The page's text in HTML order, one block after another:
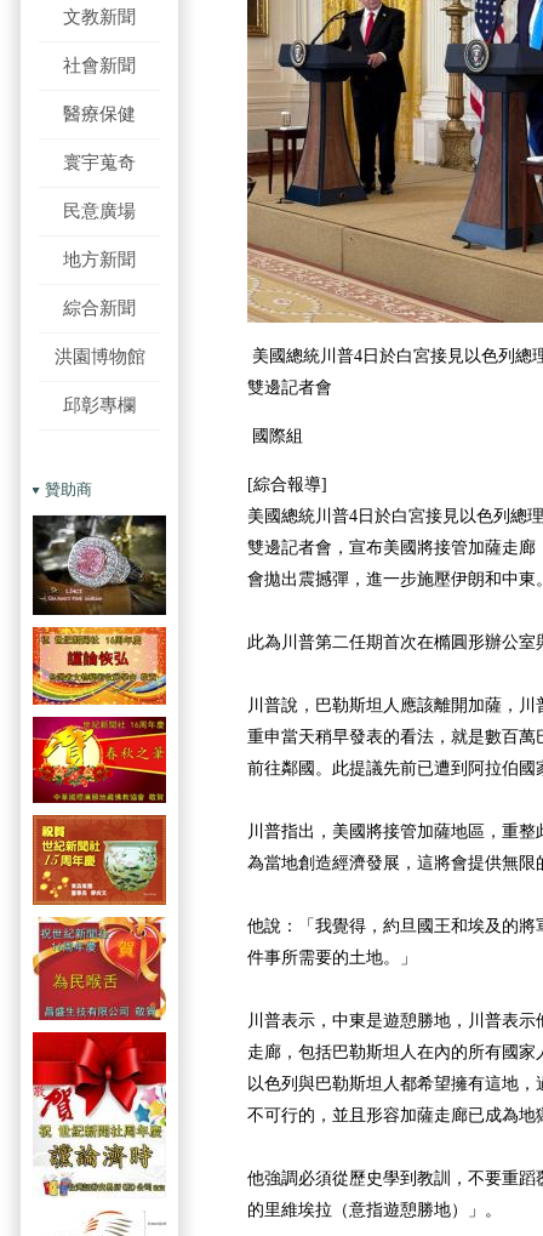
文教新聞
社會新聞
醫療保健
寰宇蒐奇
民意廣場
地方新聞
綜合新聞
洪園博物館
邱彰專欄
贊助商
美國總統川普4日於白宮接見以色列總
雙邊記者會
國際組
[綜合報導]
美國總統川普4日於白宮接見以色列總
雙邊記者會，宣布美國將接管加薩走
會拋出震撼彈，進一步施壓伊朗和中東
此為川普第二任期首次在橢圓形辦公室
川普說，巴勒斯坦人應該離開加薩，
重申當天稍早發表的看法，就是數百
前往鄰國。此提議先前已遭到阿拉伯
川普指出，美國將接管加薩地區，重
為當地創造經濟發展，這將會提供無限
他說：「我覺得，約旦國王和埃及的
件事所需要的土地。」
川普表示，中東是遊憩勝地，川普表
走廊，包括巴勒斯坦人在內的所有國
以色列與巴勒斯坦人都希望擁有這地
不可行的，並且形容加薩走廊已成為地
他強調必須從歷史學到教訓，不要重
的里維埃拉（意指遊憩勝地）」。